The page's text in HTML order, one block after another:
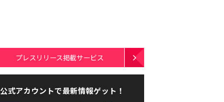
プレスリリース掲載サービス
公式アカウントで最新情報ゲット！